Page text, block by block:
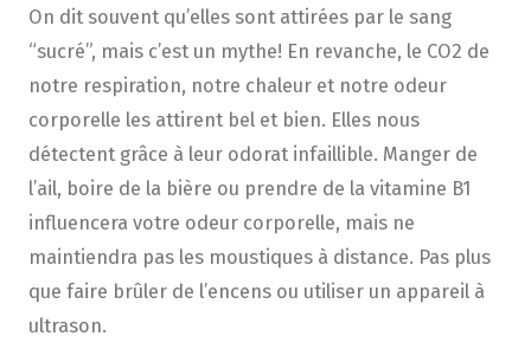
On dit souvent qu’elles sont attirées par le sang
“sucré”, mais c’est un mythe! En revanche, le CO2 de
notre respiration, notre chaleur et notre odeur
corporelle les attirent bel et bien. Elles nous
détectent grâce à leur odorat infaillible. Manger de
l’ail, boire de la bière ou prendre de la vitamine B1
influencera votre odeur corporelle, mais ne
maintiendra pas les moustiques à distance. Pas plus
que faire brûler de l’encens ou utiliser un appareil à
ultrason.